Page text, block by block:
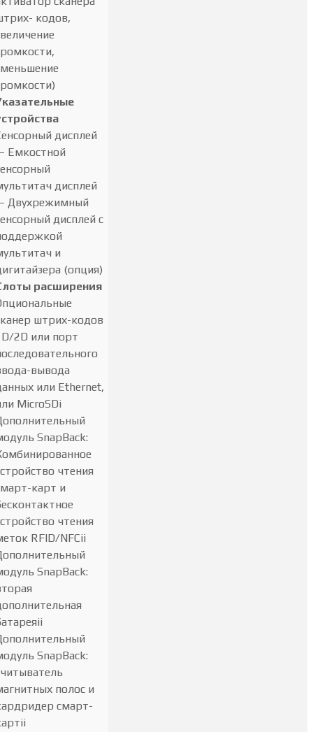
кодов,
дисплей
Емкостной
дисплей
Двухрежимный
дисплей с
и
(опция)
расширения
штрих-кодов
2D или порт
вывода
или Ethernet,
MicroSDi
SnapBack:
чтения
карт и
чтения
RFID/NFCii
SnapBack:
SnapBack:
полос и
смарт-